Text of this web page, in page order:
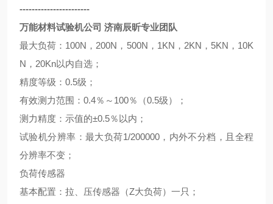
-----------------------
万能材料试验机公司 济南辰昕专业团队
最大负荷：100N，200N，500N，1KN，2KN，5KN，10K
N，20Kn以内自选；
精度等级：0.5级；
有效测力范围：0.4％～100％（0.5级）；
测力精度：示值的±0.5％以内；
试验机分辨率：最大负荷1/200000，内外不分档，且全程
分辨率不变；
负荷传感器
基本配置：拉、压传感器（Z大负荷）一只；